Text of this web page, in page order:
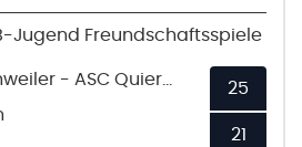
Jugend Freundschaftsspiele
25
21